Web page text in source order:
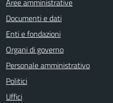
Documenti e dati
Enti e fondazioni
Organi di governo
Personale amministrativo
Politici
Uffici